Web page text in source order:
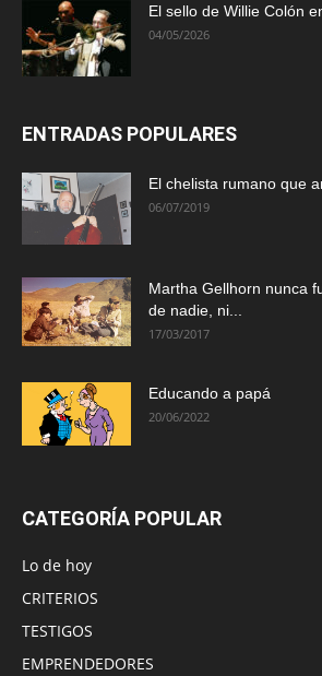
El sello de Willie Colón
04/05/2026
ENTRADAS POPULARES
El chelista rumano que
06/07/2019
Martha Gellhorn nunca
de nadie, ni...
17/03/2017
Educando a papá
20/06/2022
CATEGORÍA POPULAR
Lo de hoy
CRITERIOS
TESTIGOS
EMPRENDEDORES